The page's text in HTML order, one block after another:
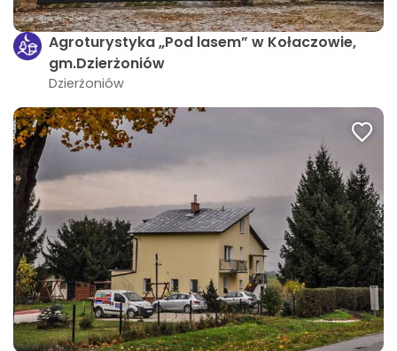
Agroturystyka „Pod lasem” w Kołaczowie,
gm.Dzierżoniów
Dzierżoniów